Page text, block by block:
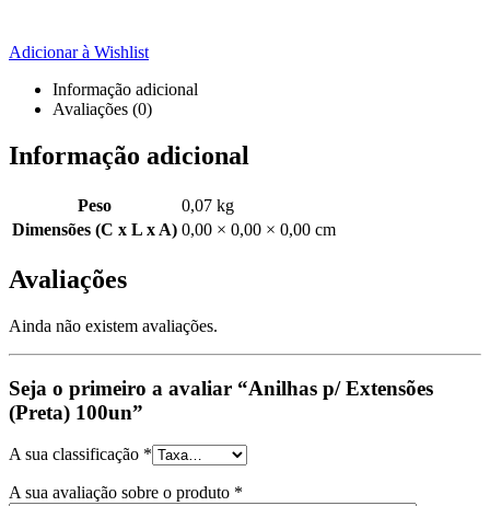
Adicionar à Wishlist
Informação adicional
Avaliações (0)
Informação adicional
Peso
0,07 kg
Dimensões (C x L x A) 0,00 × 0,00 × 0,00 cm
Avaliações
Ainda não existem avaliações.
Seja o primeiro a avaliar “Anilhas p/ Extensões
(Preta) 100un”
A sua classificação *
A sua avaliação sobre o produto *